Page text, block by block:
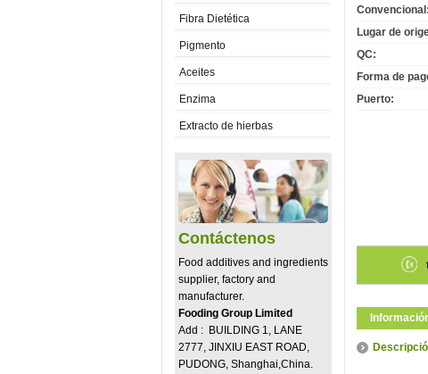
Fibra Dietética
Pigmento
Aceites
Enzima
Extracto de hierbas
Contáctenos
Food additives and ingredients
supplier, factory and
manufacturer.
Fooding Group Limited
Add : BUILDING 1, LANE
2777, JINXIU EAST ROAD,
PUDONG, Shanghai,China.
Convencional:
Lugar de
QC:
Forma de
Puerto: